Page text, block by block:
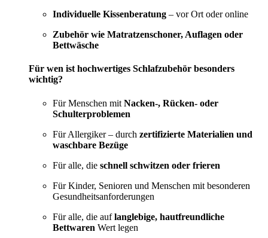
Individuelle Kissenberatung – vor Ort oder online
Zubehör wie Matratzenschoner, Auflagen oder
Bettwäsche
Für wen ist hochwertiges Schlafzubehör besonders
wichtig?
Für Menschen mit Nacken-, Rücken- oder
Schulterproblemen
Für Allergiker – durch zertifizierte Materialien und
waschbare Bezüge
Für alle, die schnell schwitzen oder frieren
Für Kinder, Senioren und Menschen mit besonderen
Gesundheitsanforderungen
Für alle, die auflanglebige, hautfreundliche
Bettwaren Wert legen